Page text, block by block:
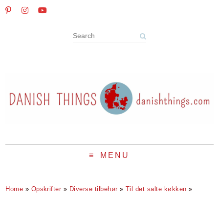
MENU
Home » Opskrifter » Diverse tilbehør » Til det salte køkken »